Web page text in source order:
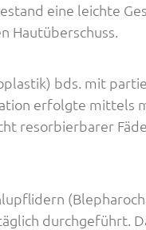
eine leichte
Hautüberschuss.
bds. mit
erfolgte mittels
resorbierbarer
durchgeführt.